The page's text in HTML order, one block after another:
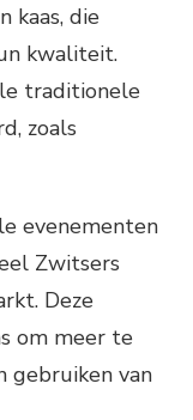
kaas, die
kwaliteit.
traditionele
zoals
evenementen
Zwitsers
Deze
om meer te
gebruiken van